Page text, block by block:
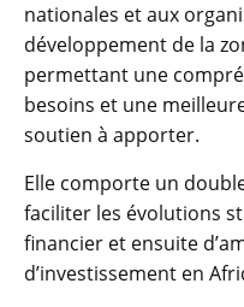
nationales et aux
développement de la
permettant une
besoins et une
soutien à apporter.
Elle comporte un
faciliter les évolutions
financier et ensuite
d’investissement en